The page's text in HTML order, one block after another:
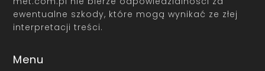
ewentualne szkody, które mogą wynikać ze złej
interpretacji treści.
Menu